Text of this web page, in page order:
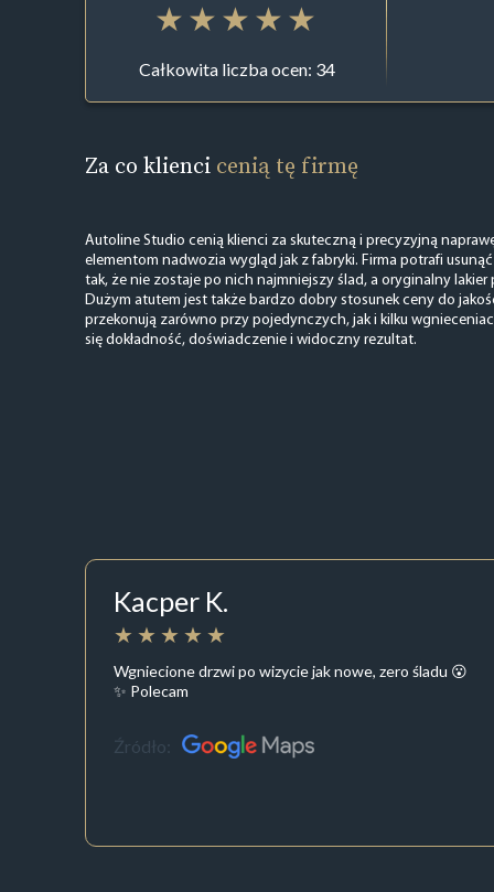
Całkowita liczba ocen: 34
Za co klienci cenią tę firmę
Autoline Studio cenią klienci za skuteczną i precyzyjną
elementom nadwozia wygląd jak z fabryki. Firma potrafi
tak, że nie zostaje po nich najmniejszy ślad, a oryginalny lakier
Dużym atutem jest także bardzo dobry stosunek ceny do
przekonują zarówno przy pojedynczych, jak i kilku
się dokładność, doświadczenie i widoczny rezultat.
Kacper K.
Wgniecione drzwi po wizycie jak nowe, zero śladu 😮
✨ Polecam
Źródło: